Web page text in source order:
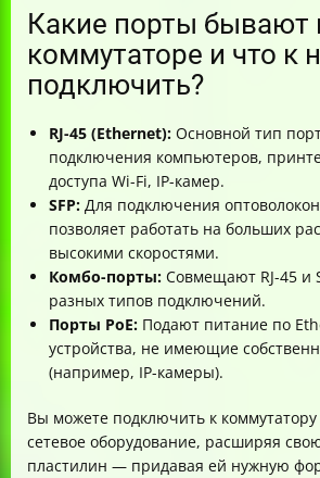
Какие порты бывают
коммутаторе и что к
подключить?
RJ-45 (Ethernet): Основной тип
подключения компьютеров,
доступа Wi-Fi, IP-камер.
SFP: Для подключения
позволяет работать на больших
высокими скоростями.
Комбо-порты: Совмещают RJ-45 и
разных типов подключений.
Порты PoE: Подают питание по
устройства, не имеющие
(например, IP-камеры).
Вы можете подключить к коммутатору
сетевое оборудование, расширяя
пластилин — придавая ей нужную